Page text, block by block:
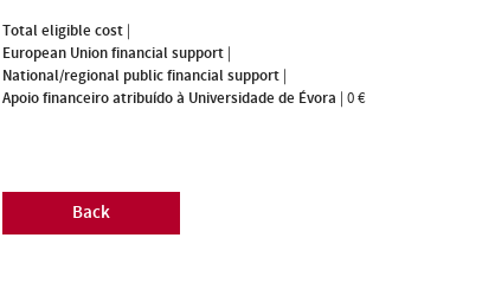
Total eligible cost |
European Union financial support |
National/regional public financial support |
Apoio financeiro atribuído à Universidade de Évora | 0 €
Back